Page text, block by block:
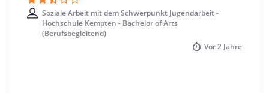
Soziale Arbeit mit dem Schwerpunkt Jugendarbeit -
Hochschule Kempten - Bachelor of Arts
(Berufsbegleitend)
Vor2 Jahre